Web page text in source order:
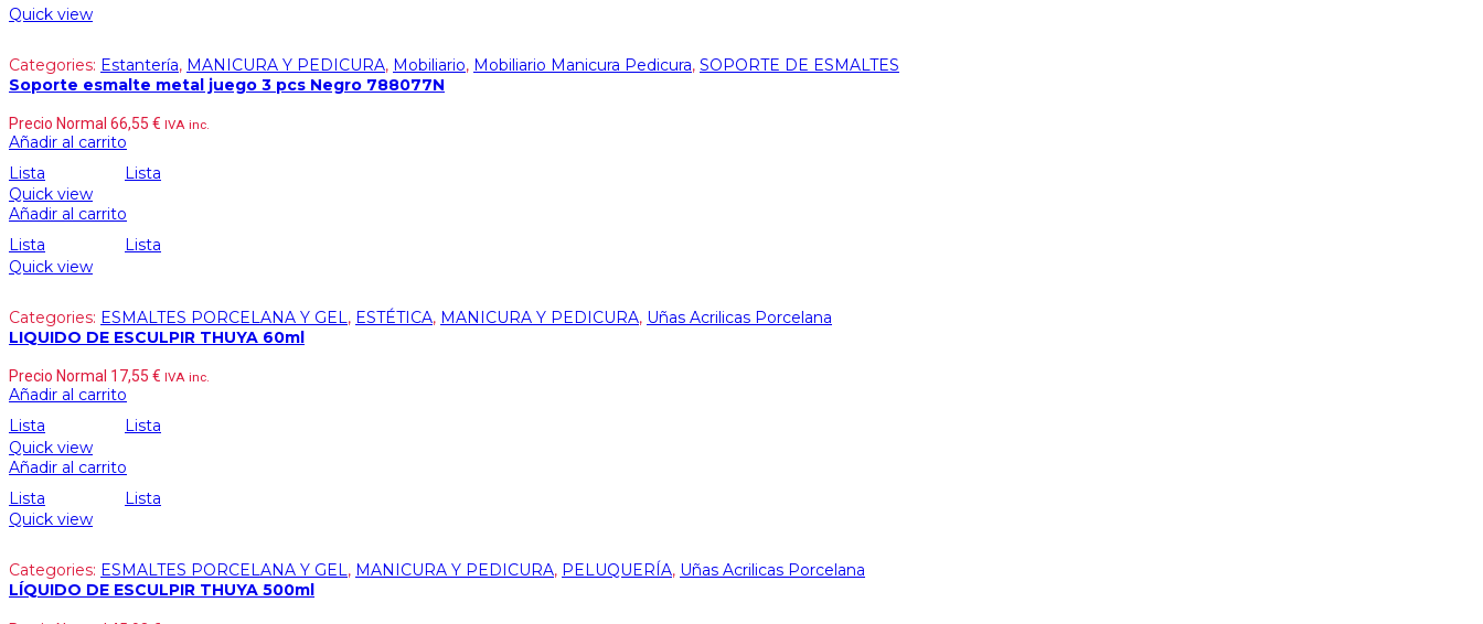
Quick view
Categories: Estantería, MANICURA Y PEDICURA, Mobiliario, Mobiliario Manicura Pedicura, SOPORTE DE ESMALTES
Soporte esmalte metal juego 3 pcs Negro 788077N
Precio Normal 66,55 € IVA inc.
Añadir al carrito
Lista
Lista
Quick view
Añadir al carrito
Lista
Lista
Quick view
Categories: ESMALTES PORCELANA Y GEL, ESTÉTICA, MANICURA Y PEDICURA, Uñas Acrilicas Porcelana
LIQUIDO DE ESCULPIR THUYA 60ml
Precio Normal 17,55 € IVA inc.
Añadir al carrito
Lista
Lista
Quick view
Añadir al carrito
Lista
Lista
Quick view
Categories: ESMALTES PORCELANA Y GEL, MANICURA Y PEDICURA, PELUQUERÍA, Uñas Acrilicas Porcelana
LÍQUIDO DE ESCULPIR THUYA 500ml